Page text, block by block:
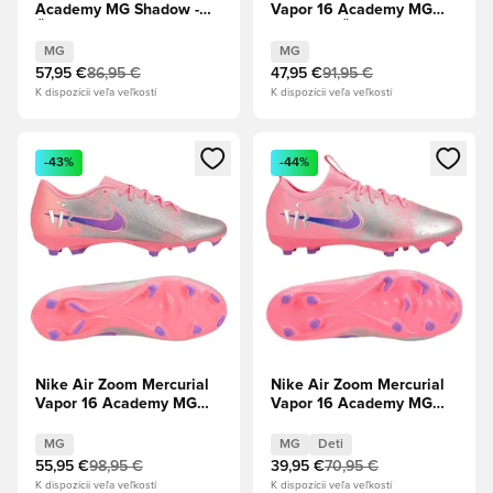
Academy MG Shadow -
MG
57,95 €86,95 €
K dispozícii veľa veľkostí
Vapor 16 Academy MG
modrá
MG
47,95 €91,95 €
K dispozícii veľa veľkostí
Otvorí modál na prihlásenie alebo registráciu ako člen
-43%
Nike Air Zoom Mercurial
Vapor 16 Academy MG
Sunset Pulse/Klasický
kráľovský
MG
55,95 €98,95 €
K dispozícii veľa veľkostí
Otvorí modál na prihlásenie
-44%
Nike Air Zoom Mercurial
Vapor 16 Academy MG
Sunset Pulse/Klasický
kráľovský Deti
MG Deti
39,95 €70,95 €
K dispozícii veľa veľkostí